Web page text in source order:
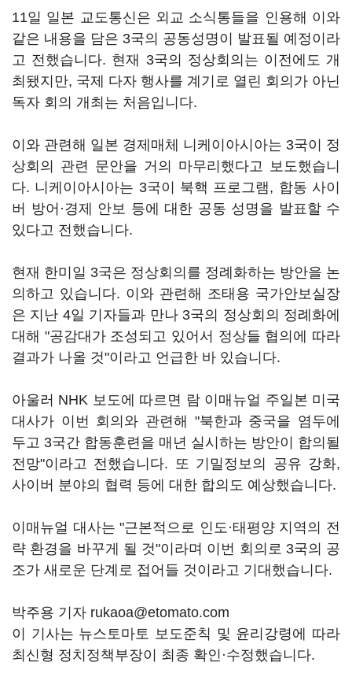
11일 일본 교도통신은 외교 소식통들을 인용해 이와
같은 내용을 담은 3국의 공동성명이 발표될 예정이라
고 전했습니다. 현재 3국의 정상회의는 이전에도 개
최됐지만, 국제 다자 행사를 계기로 열린 회의가 아닌
독자 회의 개최는 처음입니다.
이와 관련해 일본 경제매체 니케이아시아는 3국이 정
상회의 관련 문안을 거의 마무리했다고 보도했습니
다. 니케이아시아는 3국이 북핵 프로그램, 합동 사이
버 방어·경제 안보 등에 대한 공동 성명을 발표할 수
있다고 전했습니다.
현재 한미일 3국은 정상회의를 정례화하는 방안을 논
의하고 있습니다. 이와 관련해 조태용 국가안보실장
은 지난 4일 기자들과 만나 3국의 정상회의 정례화에
대해 "공감대가 조성되고 있어서 정상들 협의에 따라
결과가 나올 것"이라고 언급한 바 있습니다.
아울러 NHK 보도에 따르면 람 이매뉴얼 주일본 미국
대사가 이번 회의와 관련해 "북한과 중국을 염두에
두고 3국간 합동훈련을 매년 실시하는 방안이 합의될
전망"이라고 전했습니다. 또 기밀정보의 공유 강화,
사이버 분야의 협력 등에 대한 합의도 예상했습니다.
이매뉴얼 대사는 "근본적으로 인도·태평양 지역의 전
략 환경을 바꾸게 될 것"이라며 이번 회의로 3국의 공
조가 새로운 단계로 접어들 것이라고 기대했습니다.
박주용 기자 rukaoa@etomato.com
이 기사는 뉴스토마토 보도준칙 및 윤리강령에 따라
최신형 정치정책부장이 최종 확인·수정했습니다.